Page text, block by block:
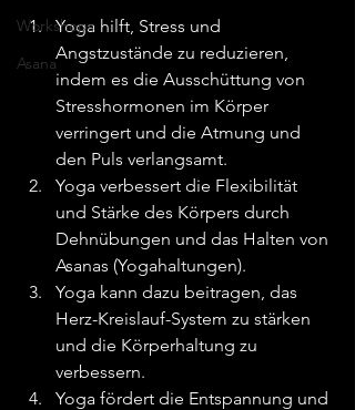
Workshops
Asana
Yoga hilft, Stress und
Angstzustände zu reduzieren,
indem es die Ausschüttung von
Stresshormonen im Körper
verringert und die Atmung und
den Puls verlangsamt.
Yoga verbessert die Flexibilität
und Stärke des Körpers durch
Dehnübungen und das Halten von
Asanas (Yogahaltungen).
Yoga kann dazu beitragen, das
Herz-Kreislauf-System zu stärken
und die Körperhaltung zu
verbessern.
Yoga fördert die Entspannung und